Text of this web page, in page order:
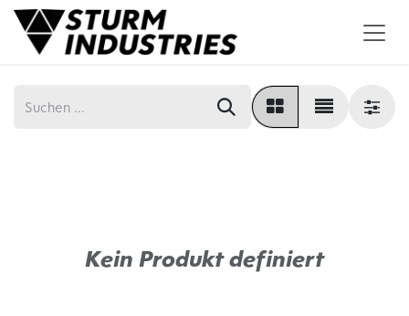
Zum Inhalt springen
Kein Produkt definiert